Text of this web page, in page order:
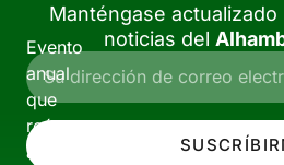
Evento
anual
que
reúne
a
Manténgase
noticias del